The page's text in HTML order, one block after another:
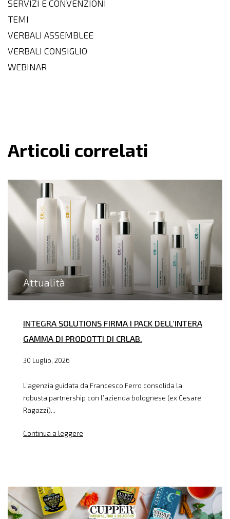
SERVIZI E CONVENZIONI
TEMI
VERBALI ASSEMBLEE
VERBALI CONSIGLIO
WEBINAR
Articoli correlati
Attualità
INTEGRA SOLUTIONS FIRMA I PACK DELL’INTERA
GAMMA DI PRODOTTI DI CRLAB.
30 Luglio, 2026
L’agenzia guidata da Francesco Ferro consolida la
robusta partnership con l’azienda bolognese (ex Cesare
Ragazzi)...
Continua a leggere